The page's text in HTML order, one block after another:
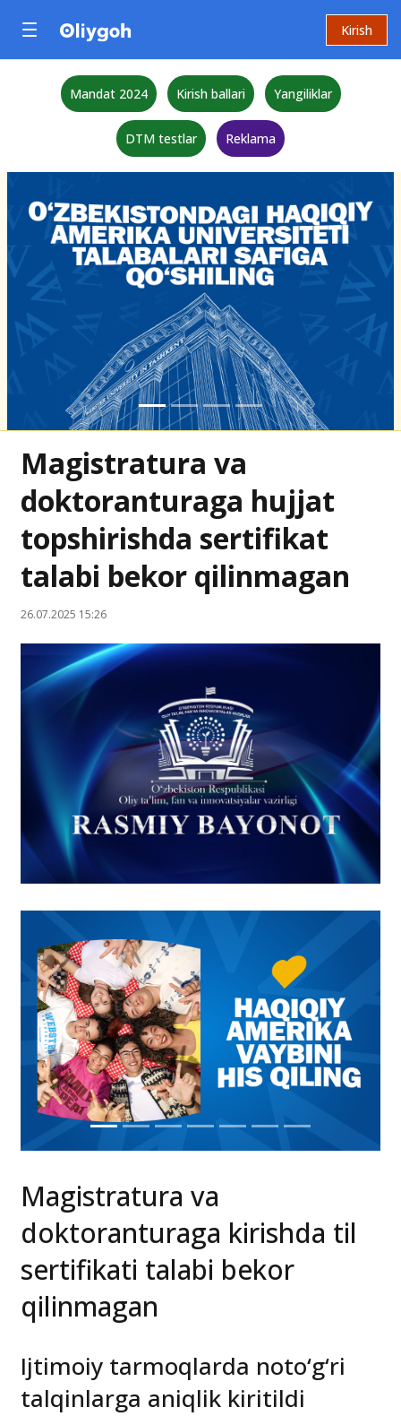
Kirish
Mandat 2024 Kirish ballari Yangiliklar
DTM testlar Reklama
Magistratura va
doktoranturaga hujjat
topshirishda sertifikat
talabi bekor qilinmagan
26.07.2025 15:26
Magistratura va
doktoranturaga kirishda til
sertifikati talabi bekor
qilinmagan
Ijtimoiy tarmoqlarda noto‘g‘ri
talqinlarga aniqlik kiritildi